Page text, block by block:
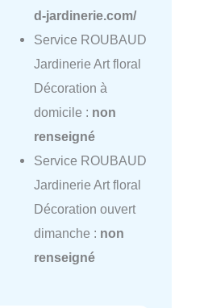
d-jardinerie.com/
Service ROUBAUD
Jardinerie Art floral
Décoration à
domicile : non
renseigné
Service ROUBAUD
Jardinerie Art floral
Décoration ouvert
dimanche : non
renseigné